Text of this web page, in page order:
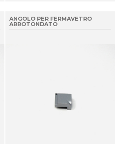
ANGOLO PER FERMAVETRO
ARROTONDATO